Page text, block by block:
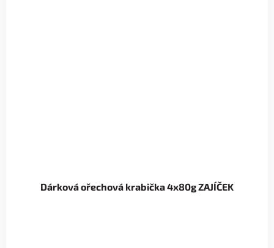
Dárková ořechová krabička 4x80g ZAJÍČEK